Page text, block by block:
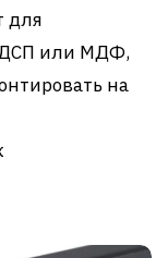
для
ДСП или МДФ,
на